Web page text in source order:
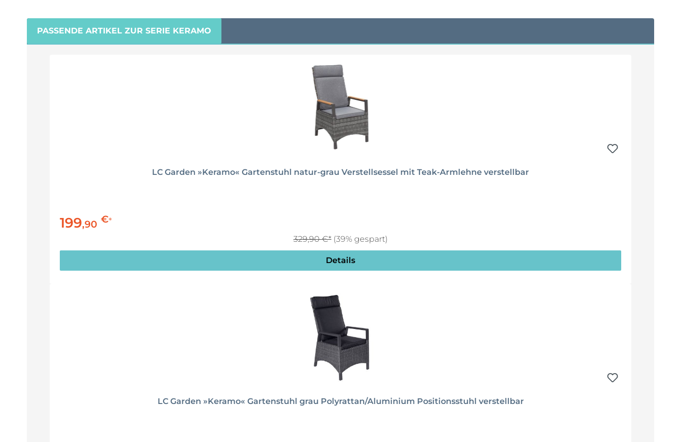
PASSENDE ARTIKEL ZUR SERIE KERAMO
LC Garden »Keramo« Gartenstuhl natur-grau Verstellsessel mit Teak-Armlehne verstellbar
199,90 €*
329,90 €* (39% gespart)
Details
LC Garden »Keramo« Gartenstuhl grau Polyrattan/Aluminium Positionsstuhl verstellbar